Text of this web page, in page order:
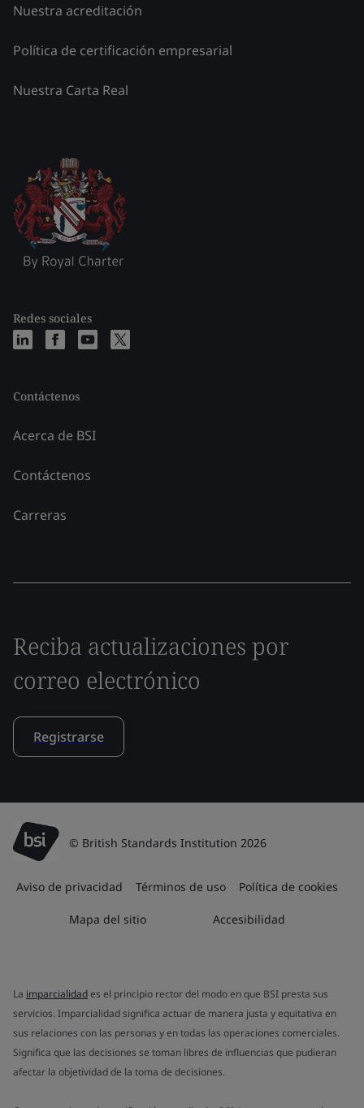
Nuestra acreditación
Política de certificación empresarial
Nuestra Carta Real
Redes sociales
Contáctenos
Acerca de BSI
Contáctenos
Carreras
Reciba actualizaciones por
correo electrónico
Registrarse
© British Standards Institution 2026
Aviso de privacidad Términos de uso Política de cookies
Mapa del sitio Accesibilidad
La imparcialidades el principio rector del modo en que BSI presta sus
servicios. Imparcialidad significa actuar de manera justa y equitativa en
sus relaciones con las personas y en todas las operaciones comerciales.
Significa que las decisiones se toman libres de influencias que pudieran
afectar la objetividad de la toma de decisiones.